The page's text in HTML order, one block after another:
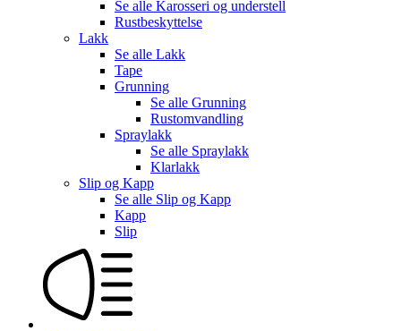
Se alle Karosseri og understell
Rustbeskyttelse
Lakk
Se alle Lakk
Tape
Grunning
Se alle Grunning
Rustomvandling
Spraylakk
Se alle Spraylakk
Klarlakk
Slip og Kapp
Se alle Slip og Kapp
Kapp
Slip